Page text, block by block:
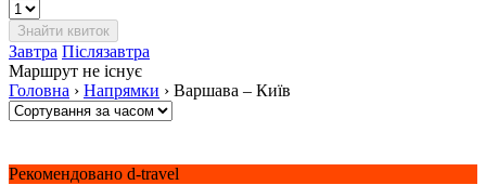
Завтра Післязавтра
Маршрут не існує
Головна › Напрямки › Варшава – Київ
Рекомендовано d-travel